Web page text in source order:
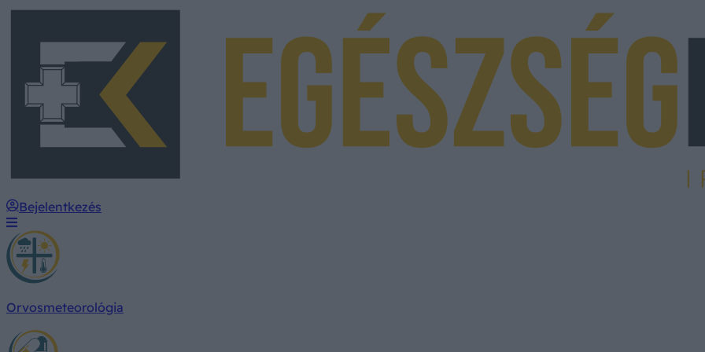
Bejelentkezés
Orvosmeteorológia